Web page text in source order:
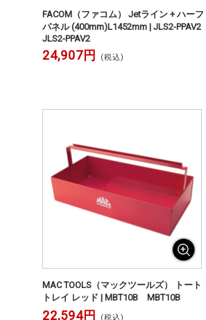
FACOM（ファコム） Jetライン + ハーフ
パネル (400mm)L1452mm | JLS2-PPAV2
JLS2-PPAV2
24,907円 (税込)
MAC TOOLS（マックツールズ） トート
トレイ レッド | MBT10B MBT10B
22,594円 (税込)